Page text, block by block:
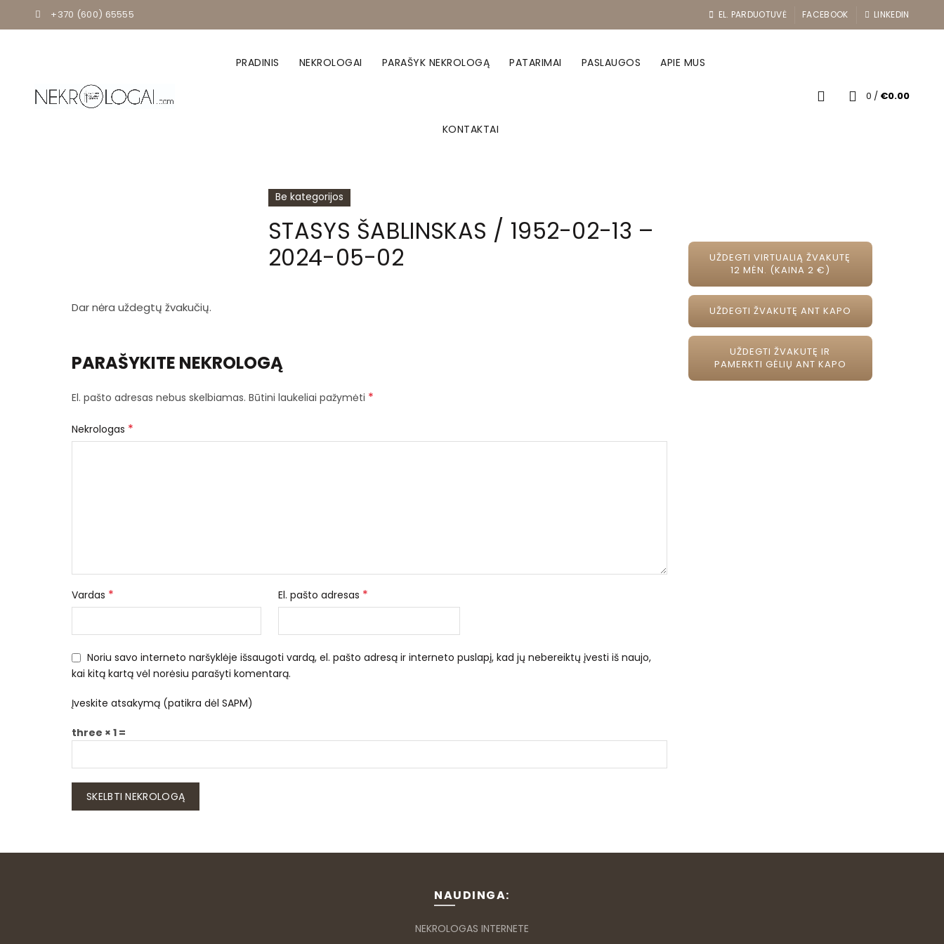
+370 (600) 65555 EL. PARDUOTUVĖ FACEBOOK LINKEDIN
PRADINIS NEKROLOGAI PARAŠYK NEKROLOGĄ PATARIMAI PASLAUGOS APIE MUS
KONTAKTAI
0 / €0.00
Be kategorijos
STASYS ŠABLINSKAS / 1952-02-13 –
2024-05-02
Dar nėra uždegtų žvakučių.
PARAŠYKITE NEKROLOGĄ
El. pašto adresas nebus skelbiamas. Būtini laukeliai pažymėti *
Nekrologas *
Vardas * El. pašto adresas *
Noriu savo interneto naršyklėje išsaugoti vardą, el. pašto adresą ir interneto puslapį, kad jų nebereiktų įvesti iš naujo,
kai kitą kartą vėl norėsiu parašyti komentarą.
Įveskite atsakymą (patikra dėl SAPM)
three × 1 =
UŽDEGTI VIRTUALIĄ ŽVAKUTĘ
12 MĖN. (KAINA 2 €)
UŽDEGTI ŽVAKUTĘ ANT KAPO
UŽDEGTI ŽVAKUTĘ IR
PAMERKTI GĖLIŲ ANT KAPO
NAUDINGA:
NEKROLOGAS INTERNETE